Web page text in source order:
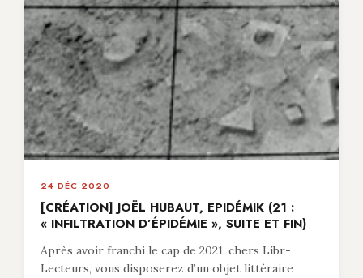
24 DÉC 2020
[CRÉATION] JOËL HUBAUT, EPIDÉMIK (21 :
« INFILTRATION D’ÉPIDÉMIE », SUITE ET FIN)
Après avoir franchi le cap de 2021, chers Libr-
Lecteurs, vous disposerez d’un objet littéraire